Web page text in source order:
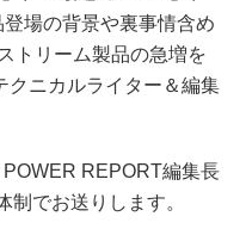
場の背景や裏事情含め
トリーム製品の急増を
クニカルライター＆編集
REPORT編集長
でお送りします。